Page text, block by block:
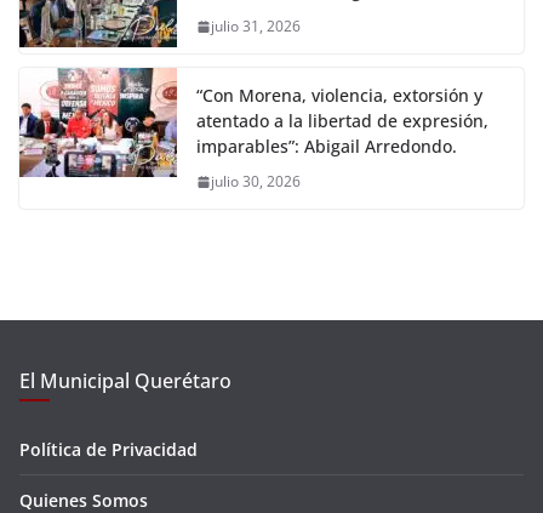
julio 31, 2026
“Con Morena, violencia, extorsión y
atentado a la libertad de expresión,
imparables”: Abigail Arredondo.
julio 30, 2026
El Municipal Querétaro
Política de Privacidad
Quienes Somos